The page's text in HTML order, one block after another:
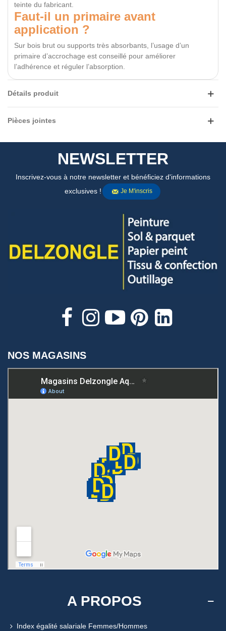
teinte du fabricant.
Faut-il un primaire avant
application ?
Sur bois brut ou supports très absorbants, l’usage d’un
primaire d’accrochage est conseillé pour améliorer
l’adhérence et réguler l’absorption.
Détails produit
Pièces jointes
NEWSLETTER
Inscrivez-vous à notre newsletter et bénéficiez d'informations
exclusives !
Je M'inscris
NOS MAGASINS
A PROPOS
Index égalité salariale Femmes/Hommes